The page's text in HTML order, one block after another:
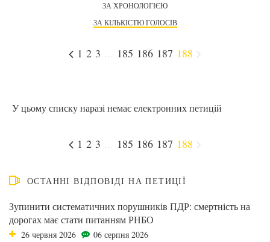
ЗА ХРОНОЛОГІЄЮ
ЗА КІЛЬКІСТЮ ГОЛОСІВ
1 2 3 185 186 187 188
У цьому списку наразі немає електронних петицій
1 2 3 185 186 187 188
ОСТАННІ ВІДПОВІДІ НА ПЕТИЦІЇ
Зупинити систематичних порушників ПДР: смертність на
дорогах має стати питанням РНБО
26 червня 2026 06 серпня 2026